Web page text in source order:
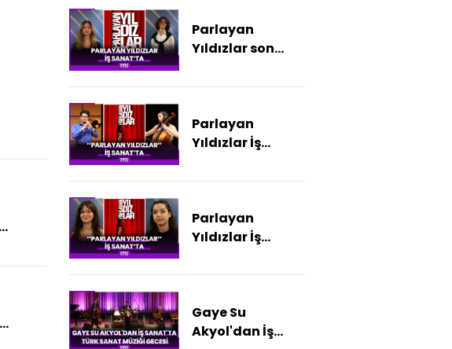
Parlayan
Yıldızlar son
Sanat'ta
Parlayan
Yıldızlar İş
Parlayan
Yıldızlar İş
Gaye Su
Akyol'dan İş